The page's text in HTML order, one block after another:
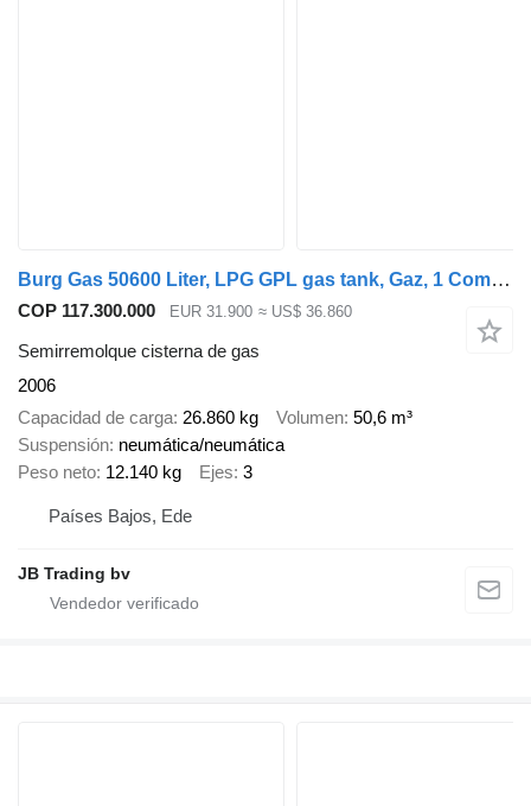
Burg Gas 50600 Liter, LPG GPL gas tank, Gaz, 1 Compartment
COP 117.300.000 EUR 31.900 ≈ US$ 36.860
Semirremolque cisterna de gas
2006
Capacidad de carga 26.860 kg Volumen 50,6 m³
Suspensión neumática/neumática
Peso neto 12.140 kg Ejes 3
Países Bajos, Ede
JB Trading bv